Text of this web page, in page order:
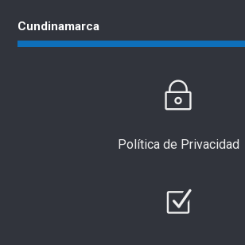
Cundinamarca
Política de Privacidad